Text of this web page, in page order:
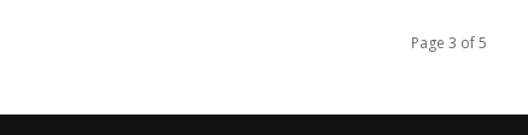
Page 3 of 5